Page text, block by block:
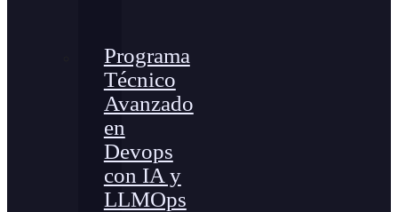
Programa
Técnico
Avanzado
en
Devops
con IA y
LLMOps